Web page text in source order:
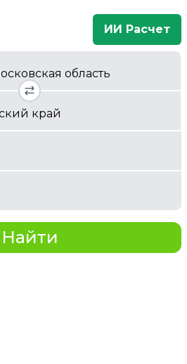
ИИ Расчет
Найти